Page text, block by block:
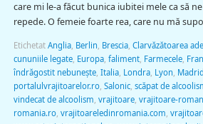
care mi le-a făcut bunica iubitei mele ca să
repede. O femeie foarte rea, care nu mă
Etichetat Anglia, Berlin Brescia, Clarvăzătoarea
cununiile legate, Europa, faliment, Farmecele,
îndrăgostit nebunește, Italia, Londra, Lyon Madrid
portalulvrajitoarelor.ro, Salonic, scăpat de
vindecat de alcoolism vrajitoare, vrajitoare-
romania.ro, vrajitoareledinromania.com